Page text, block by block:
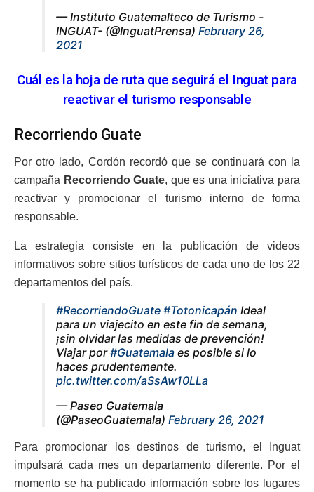
— Instituto Guatemalteco de Turismo -
INGUAT- (@InguatPrensa) February 26,
2021
Cuál es la hoja de ruta que seguirá el Inguat para
reactivar el turismo responsable
Recorriendo Guate
Por otro lado, Cordón recordó que se continuará con la
campaña Recorriendo Guate, que es una iniciativa para
reactivar y promocionar el turismo interno de forma
responsable.
La estrategia consiste en la publicación de videos
informativos sobre sitios turísticos de cada uno de los 22
departamentos del país.
#RecorriendoGuate #Totonicapán Ideal
para un viajecito en este fin de semana,
¡sin olvidar las medidas de prevención!
Viajar por#Guatemala es posible si lo
haces prudentemente.
pic.twitter.com/aSsAw10LLa
— Paseo Guatemala
(@PaseoGuatemala) February 26, 2021
Para promocionar los destinos de turismo, el Inguat
impulsará cada mes un departamento diferente. Por el
momento se ha publicado información sobre los lugares